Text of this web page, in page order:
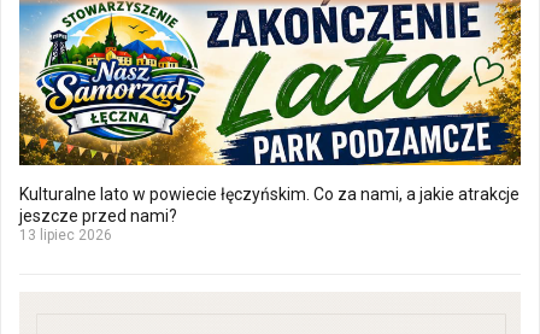
Kulturalne lato w powiecie łęczyńskim. Co za nami, a jakie atrakcje
jeszcze przed nami?
13 lipiec 2026